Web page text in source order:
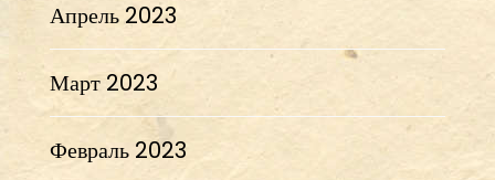
Апрель 2023
Март 2023
Февраль 2023